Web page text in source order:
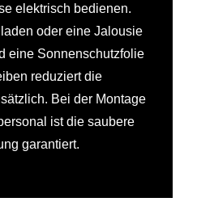
elektrisch bedienen.
oder eine Jalousie
eine Sonnenschutzfolie
reduziert die
Bei der Montage
ist die saubere
garantiert.